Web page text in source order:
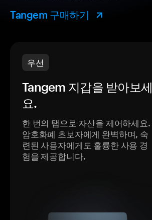
Tangem 구매하기
우선
Tangem 지갑을 받아보세
요.
한 번의 탭으로 자산을 제어하세요.
암호화폐 초보자에게 완벽하며, 숙
련된 사용자에게도 훌륭한 사용 경
험을 제공합니다.